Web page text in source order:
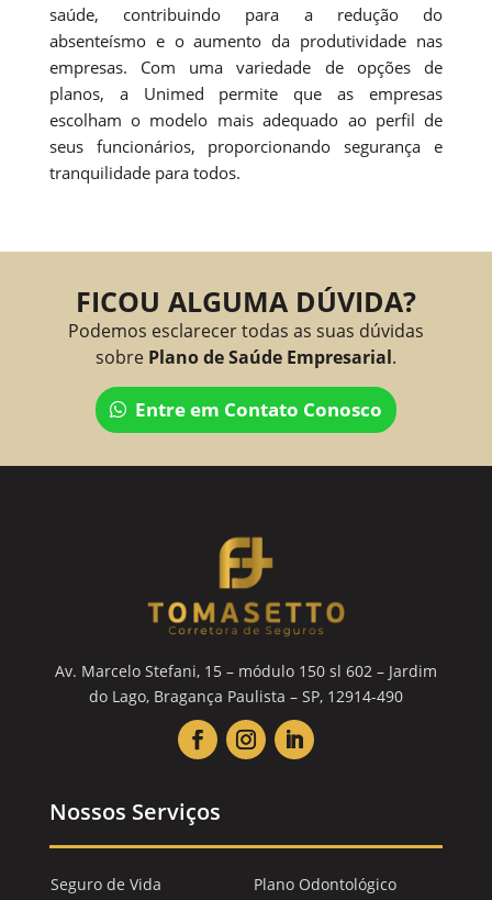
saúde, contribuindo para a redução do
absenteísmo e o aumento da produtividade nas
empresas. Com uma variedade de opções de
planos, a Unimed permite que as empresas
escolham o modelo mais adequado ao perfil de
seus funcionários, proporcionando segurança e
tranquilidade para todos.
FICOU ALGUMA DÚVIDA?
Podemos esclarecer todas as suas dúvidas
sobre Plano de Saúde Empresarial.
Entre em Contato Conosco
Av. Marcelo Stefani, 15 – módulo 150 sl 602 – Jardim
do Lago, Bragança Paulista – SP, 12914-490
Nossos Serviços
Seguro de Vida
Plano Odontológico